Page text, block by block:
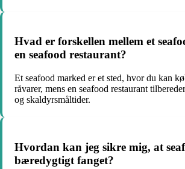
Hvad er forskellen mellem et
en seafood restaurant?
Et seafood marked er et sted, hvor du kan
råvarer, mens en seafood restaurant
og skaldyrsmåltider.
Hvordan kan jeg sikre mig, at
bæredygtigt fanget?